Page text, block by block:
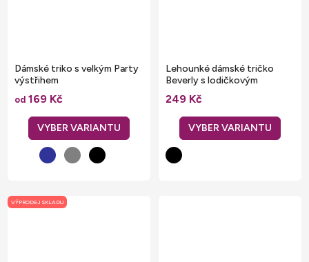
Dámské triko s velkým Party
výstřihem
od 169 Kč
Lehounké dámské tričko
Beverly s lodičkovým
výstřihem
249 Kč
VÝPRODEJ SKLADU